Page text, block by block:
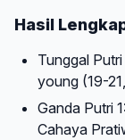
Hasil
Tunggal
young (19-
Ganda Putri
Cahaya